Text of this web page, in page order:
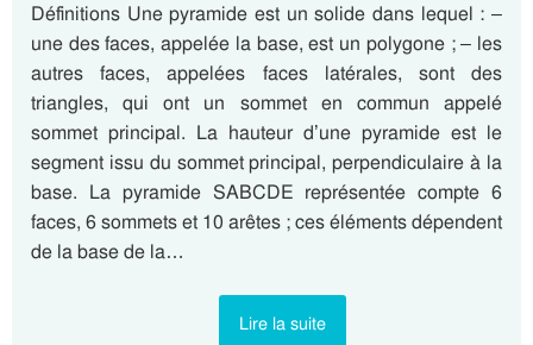
Définitions Une pyramide est un solide dans lequel : –
une des faces, appelée la base, est un polygone ; – les
autres faces, appelées faces latérales, sont des
triangles, qui ont un sommet en commun appelé
sommet principal. La hauteur d’une pyramide est le
segment issu du sommet principal, perpendiculaire à la
base. La pyramide SABCDE représentée compte 6
faces, 6 sommets et 10 arêtes ; ces éléments dépendent
de la base de la…
Lire la suite